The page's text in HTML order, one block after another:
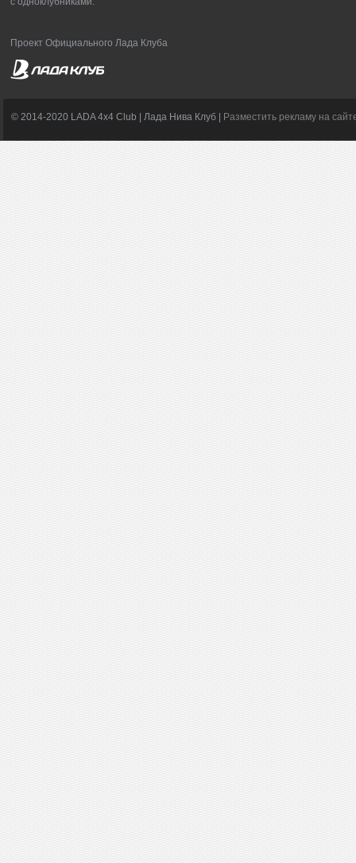
Проект Официального Лада Клуба
© 2014-2020 LADA 4x4 Club | Лада Нива Клуб | Разместить рекламу на